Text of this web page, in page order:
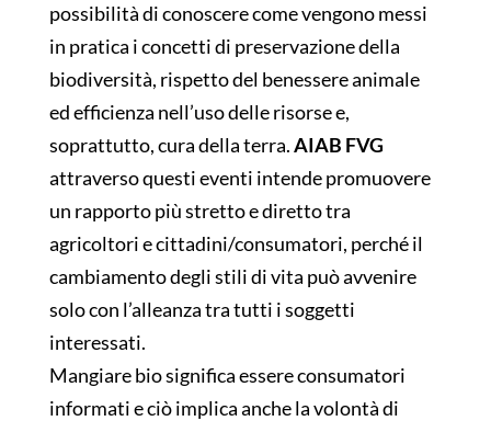
possibilità di conoscere come vengono messi
in pratica i concetti di preservazione della
biodiversità, rispetto del benessere animale
ed efficienza nell’uso delle risorse e,
soprattutto, cura della terra.AIAB FVG
attraverso questi eventi intende promuovere
un rapporto più stretto e diretto tra
agricoltori e cittadini/consumatori, perché il
cambiamento degli stili di vita può avvenire
solo con l’alleanza tra tutti i soggetti
interessati.
Mangiare bio significa essere consumatori
informati e ciò implica anche la volontà di